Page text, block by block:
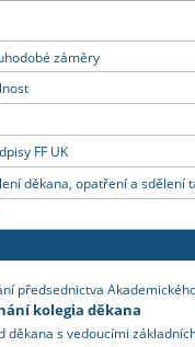
záměry
FF UK
děkana, opatření a sdělení
předsednictva
kolegia děkana
děkana s vedoucími